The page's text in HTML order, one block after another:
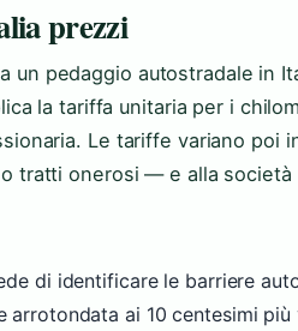
prezzi
un pedaggio autostradale in
la tariffa unitaria per i
Le tariffe variano poi
tratti onerosi — e alla società
di identificare le barriere
arrotondata ai 10 centesimi più